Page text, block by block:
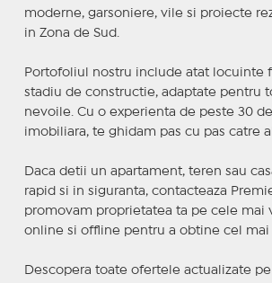
moderne, garsoniere, vile si proiecte
in Zona de Sud.
Portofoliul nostru include atat locuinte
stadiu de constructie, adaptate pentru
nevoile. Cu o experienta de peste 30
imobiliara, te ghidam pas cu pas catre
Daca detii un apartament, teren sau
rapid si in siguranta, contacteaza
promovam proprietatea ta pe cele mai
online si offline pentru a obtine cel mai
Descopera toate ofertele actualizate pe